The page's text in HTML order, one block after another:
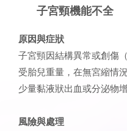
子宮頸機能不全
原因與症狀
子宮頸因結構異常或創傷
受胎兒重量，在無宮縮情
少量黏液狀出血或分泌物增
風險與處理